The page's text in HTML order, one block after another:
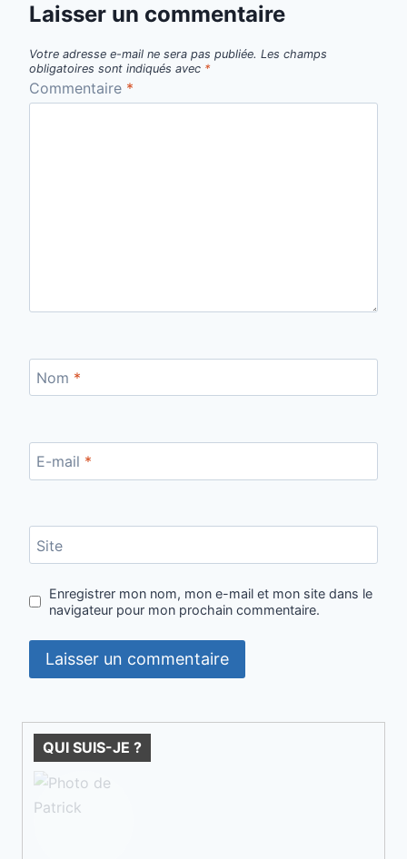
Laisser un commentaire
Votre adresse e-mail ne sera pas publiée. Les champs
obligatoires sont indiqués avec *
Commentaire *
Nom *
E-mail *
Site
Enregistrer mon nom, mon e-mail et mon site dans le
navigateur pour mon prochain commentaire.
QUI SUIS-JE ?